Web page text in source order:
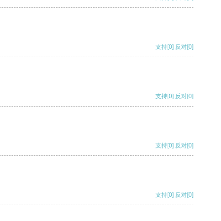
支持[0] 反对[0]
支持[0] 反对[0]
支持[0] 反对[0]
支持[0] 反对[0]